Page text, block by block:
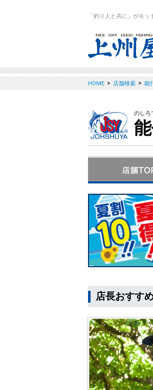
「釣り人と共に」がモ
HOME > 店舗検索 > 能
のしろ
店長おすす